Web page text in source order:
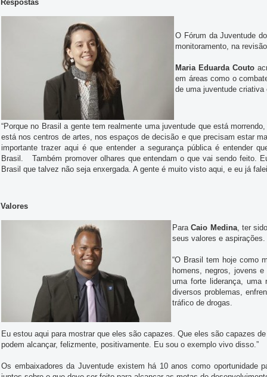
Respostas
O Fórum da Juventude
monitoramento, na
Maria Eduarda Couto
em áreas como o
de uma juventude
“Porque no Brasil a gente tem realmente uma juventude que está
está nos centros de artes, nos espaços de decisão e que precisam estar
importante trazer aqui é que entender a segurança pública é entender
Brasil. Também promover olhares que entendam o que vai sendo feito.
Brasil que talvez não seja enxergada. A gente é muito visto aqui, e eu já
Valores
ParaCaio Medina, ter
seus valores e aspirações.
“O Brasil tem hoje como
homens, negros, jovens
uma forte liderança, uma
diversos problemas,
tráfico de drogas.
Eu estou aqui para mostrar que eles são capazes. Que eles são capazes
podem alcançar, felizmente, positivamente. Eu sou o exemplo vivo disso.”
Os embaixadores da Juventude existem há 10 anos como oportunidade